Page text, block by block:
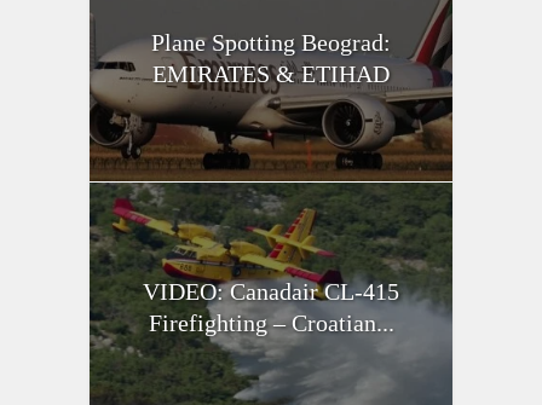
Plane Spotting Beograd:
EMIRATES & ETIHAD
VIDEO: Canadair CL-415
Firefighting – Croatian...